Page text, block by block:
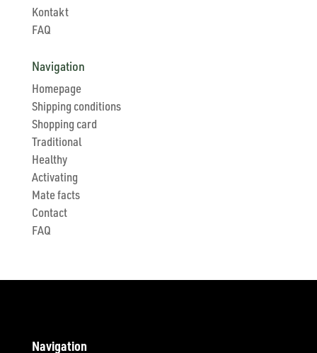
Kontakt
FAQ
Navigation
Homepage
Shipping conditions
Shopping card
Traditional
Healthy
Activating
Mate facts
Contact
FAQ
Navigation